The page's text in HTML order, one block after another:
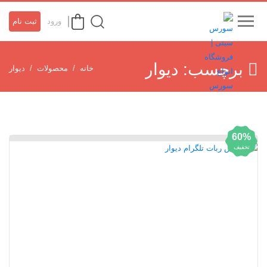
ورود ثبت نام
برچسب: دیوار خانه محصولات دیوار
60%
تخفیف